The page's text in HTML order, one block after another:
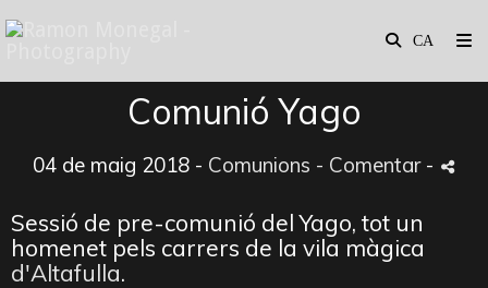
Comunió Yago
04 de maig 2018 - Comunions - Comentar -
Sessió de pre-comunió del Yago, tot un
homenet pels carrers de la vila màgica
d'Altafulla.